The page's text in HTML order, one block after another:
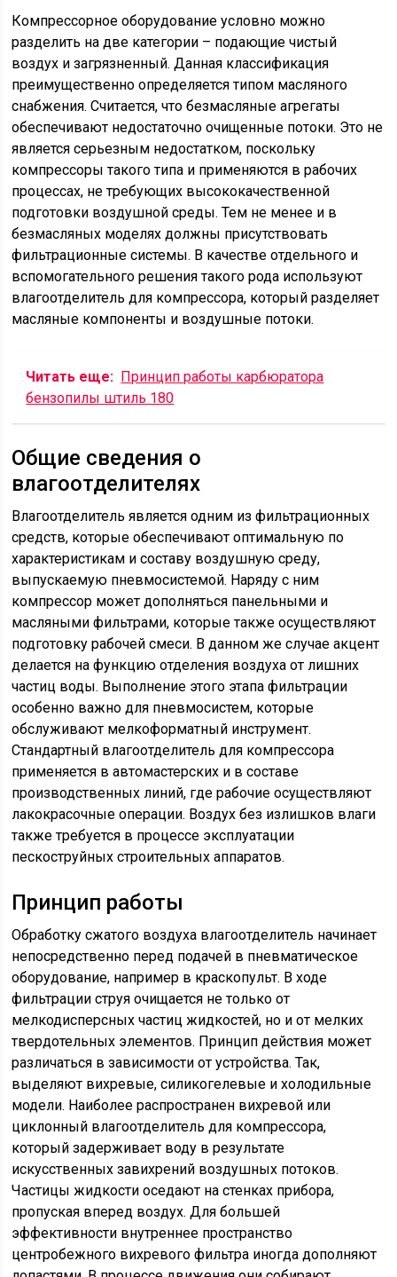
Компрессорное оборудование условно можно
разделить на две категории – подающие чистый
воздух и загрязненный. Данная классификация
преимущественно определяется типом масляного
снабжения. Считается, что безмасляные агрегаты
обеспечивают недостаточно очищенные потоки. Это не
является серьезным недостатком, поскольку
компрессоры такого типа и применяются в рабочих
процессах, не требующих высококачественной
подготовки воздушной среды. Тем не менее и в
безмасляных моделях должны присутствовать
фильтрационные системы. В качестве отдельного и
вспомогательного решения такого рода используют
влагоотделитель для компрессора, который разделяет
масляные компоненты и воздушные потоки.
Читать еще: Принцип работы карбюратора
бензопилы штиль 180
Общие сведения о
влагоотделителях
Влагоотделитель является одним из фильтрационных
средств, которые обеспечивают оптимальную по
характеристикам и составу воздушную среду,
выпускаемую пневмосистемой. Наряду с ним
компрессор может дополняться панельными и
масляными фильтрами, которые также осуществляют
подготовку рабочей смеси. В данном же случае акцент
делается на функцию отделения воздуха от лишних
частиц воды. Выполнение этого этапа фильтрации
особенно важно для пневмосистем, которые
обслуживают мелкоформатный инструмент.
Стандартный влагоотделитель для компрессора
применяется в автомастерских и в составе
производственных линий, где рабочие осуществляют
лакокрасочные операции. Воздух без излишков влаги
также требуется в процессе эксплуатации
пескоструйных строительных аппаратов.
Принцип работы
Обработку сжатого воздуха влагоотделитель начинает
непосредственно перед подачей в пневматическое
оборудование, например в краскопульт. В ходе
фильтрации струя очищается не только от
мелкодисперсных частиц жидкостей, но и от мелких
твердотельных элементов. Принцип действия может
различаться в зависимости от устройства. Так,
выделяют вихревые, силикогелевые и холодильные
модели. Наиболее распространен вихревой или
циклонный влагоотделитель для компрессора,
который задерживает воду в результате
искусственных завихрений воздушных потоков.
Частицы жидкости оседают на стенках прибора,
пропуская вперед воздух. Для большей
эффективности внутреннее пространство
центробежного вихревого фильтра иногда дополняют